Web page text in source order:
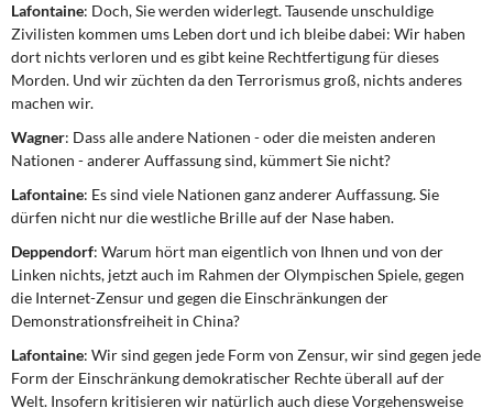
Lafontaine: Doch, Sie werden widerlegt. Tausende unschuldige
Zivilisten kommen ums Leben dort und ich bleibe dabei: Wir haben
dort nichts verloren und es gibt keine Rechtfertigung für dieses
Morden. Und wir züchten da den Terrorismus groß, nichts anderes
machen wir.
Wagner: Dass alle andere Nationen - oder die meisten anderen
Nationen - anderer Auffassung sind, kümmert Sie nicht?
Lafontaine: Es sind viele Nationen ganz anderer Auffassung. Sie
dürfen nicht nur die westliche Brille auf der Nase haben.
Deppendorf: Warum hört man eigentlich von Ihnen und von der
Linken nichts, jetzt auch im Rahmen der Olympischen Spiele, gegen
die Internet-Zensur und gegen die Einschränkungen der
Demonstrationsfreiheit in China?
Lafontaine: Wir sind gegen jede Form von Zensur, wir sind gegen jede
Form der Einschränkung demokratischer Rechte überall auf der
Welt. Insofern kritisieren wir natürlich auch diese Vorgehensweise